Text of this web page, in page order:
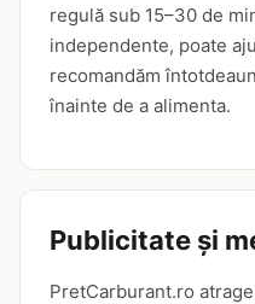
regulă sub 15–30 de
independente, poate
recomandăm
înainte de a alimenta.
Publicitate și
PretCarburant.ro